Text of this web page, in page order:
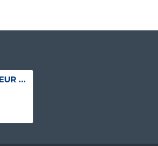
#1968C SAC CONTENEUR J/G CIRC. (22)